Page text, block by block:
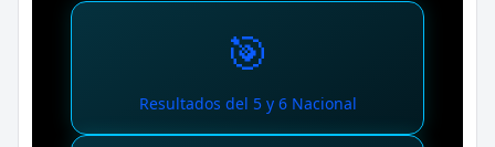
🎯
Resultados del 5 y 6 Nacional